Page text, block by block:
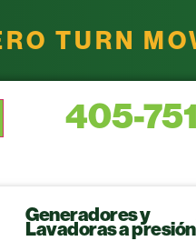
TURN
405-
Generadores y
Lavadoras a presión